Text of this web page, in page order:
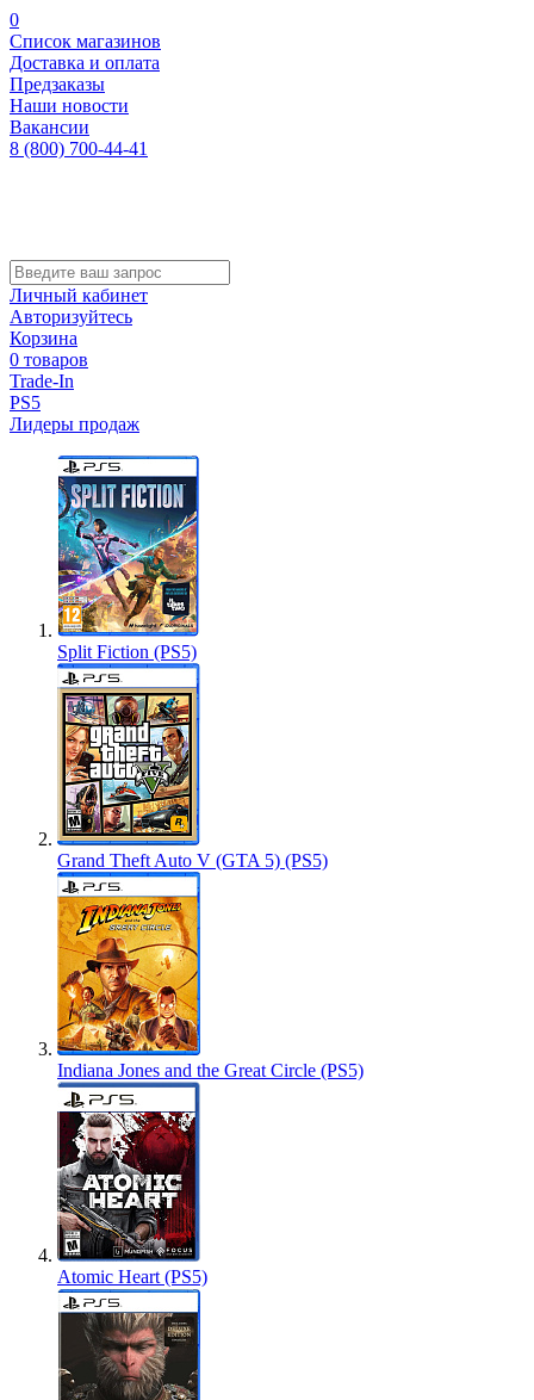
0
Список магазинов
Доставка и оплата
Предзаказы
Наши новости
Вакансии
8 (800) 700-44-41
Личный кабинет
Авторизуйтесь
Корзина
0 товаров
Trade-In
PS5
Лидеры продаж
Split Fiction (PS5)
Grand Theft Auto V (GTA 5) (PS5)
Indiana Jones and the Great Circle (PS5)
Atomic Heart (PS5)